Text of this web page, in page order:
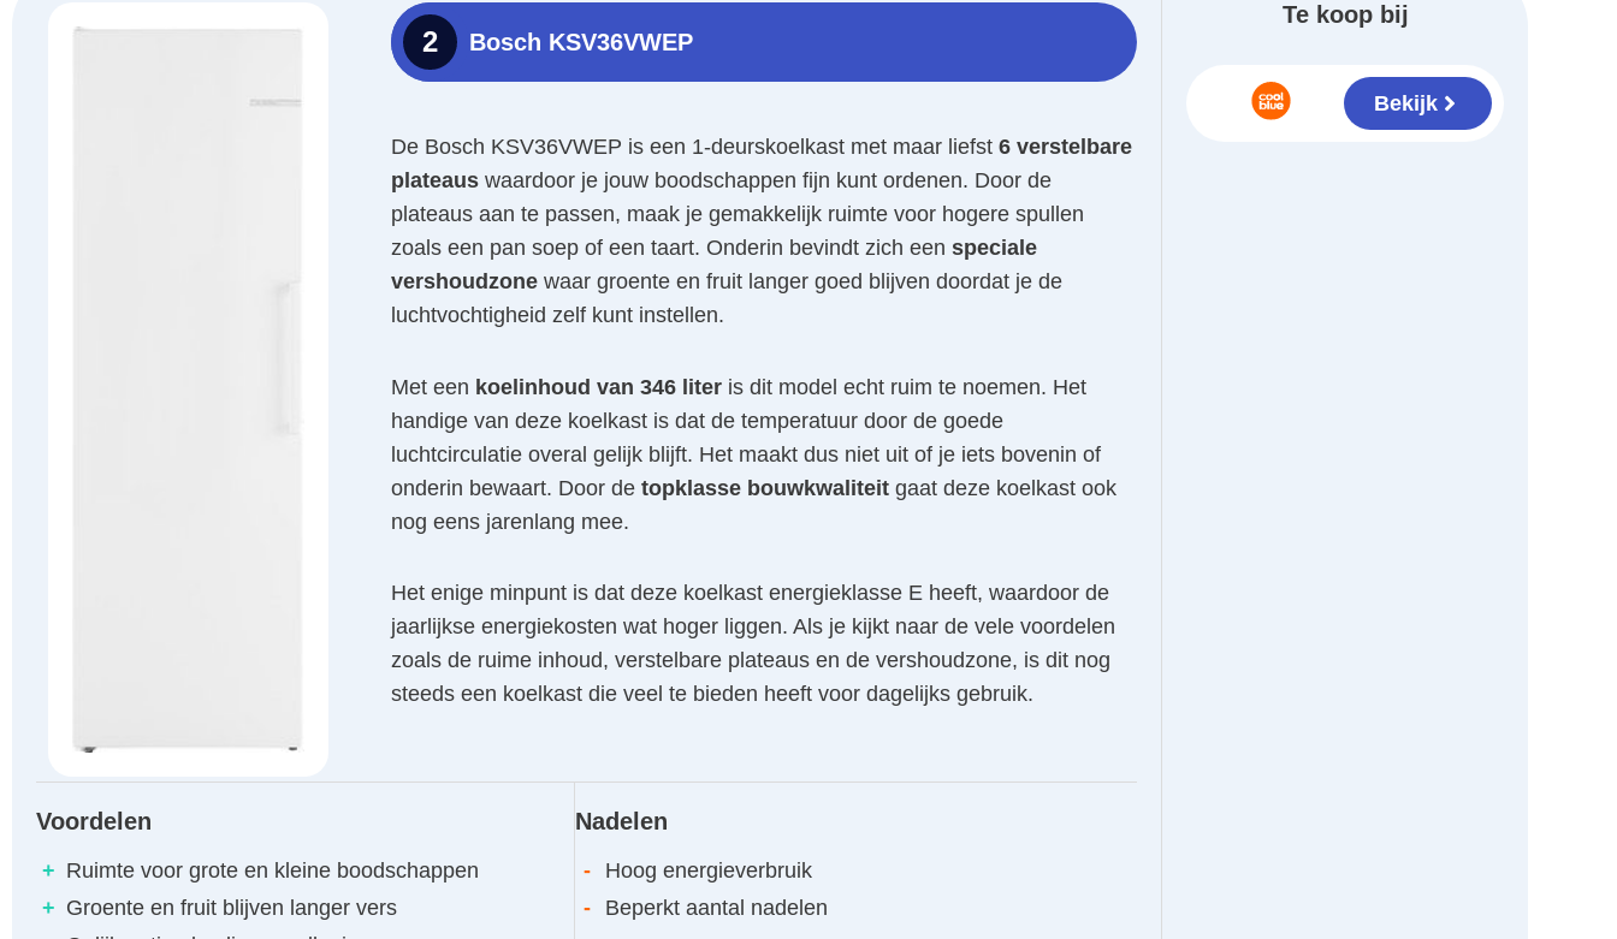
2 Bosch KSV36VWEP
De Bosch KSV36VWEP is een 1-deurskoelkast met maar liefst 6 verstelbare
plateauswaardoor je jouw boodschappen fijn kunt ordenen. Door de
plateaus aan te passen, maak je gemakkelijk ruimte voor hogere spullen
zoals een pan soep of een taart. Onderin bevindt zich een speciale
vershoudzonewaar groente en fruit langer goed blijven doordat je de
luchtvochtigheid zelf kunt instellen.
Met een koelinhoud van 346 literis dit model echt ruim te noemen. Het
handige van deze koelkast is dat de temperatuur door de goede
luchtcirculatie overal gelijk blijft. Het maakt dus niet uit of je iets bovenin of
onderin bewaart. Door de topklasse bouwkwaliteitgaat deze koelkast ook
nog eens jarenlang mee.
Het enige minpunt is dat deze koelkast energieklasse E heeft, waardoor de
jaarlijkse energiekosten wat hoger liggen. Als je kijkt naar de vele voordelen
zoals de ruime inhoud, verstelbare plateaus en de vershoudzone, is dit nog
steeds een koelkast die veel te bieden heeft voor dagelijks gebruik.
Voordelen
+ Ruimte voor grote en kleine boodschappen
+ Groente en fruit blijven langer vers
Nadelen
-
Hoog energieverbruik
-
Beperkt aantal nadelen
Te koop bij
Bekijk